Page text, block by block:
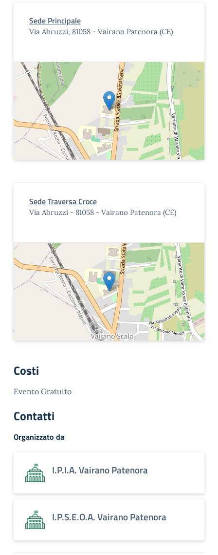
Sede Principale
Via Abruzzi, 81058 - Vairano Patenora (CE)
Sede Traversa Croce
Via Abruzzi - 81058 - Vairano Patenora (CE)
Costi
Evento Gratuito
Contatti
Organizzato da
I.P.I.A. Vairano Patenora
I.P.S.E.O.A. Vairano Patenora